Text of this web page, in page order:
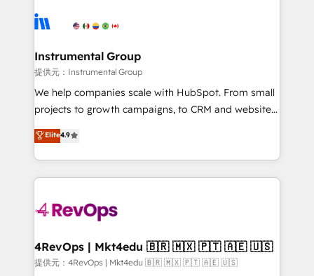
teams has worked with clients just like you Let’s
explore whether S2 is the partner you’ve been
Elite Partners with 10+ years of HubSpot experience
Premier Partner 2023 🌟5 HubSpot Accreditations 🌟
Won HubSpot Theme Challenge 2021 🌟INBOUND’19
HubSpot Rising Star Why us? Harnessing the full
potential of the powerful HubSpot CRM. ✔️A team of
HubSpot experience ✔️Flexible pricing models —
Hourly-fee (assigned one Dedicated HubSpot
requirement). ✔️Helped over 25,000+ customers so
far with our HubSpot solutions. ✔️Bespoke apps &
on-demand bundle services. Connect with us today!
Instrumental Group
提供元：Instrumental Group
We help companies scale with HubSpot. From small
projects to growth campaigns, to CRM and websites.
Hire an agency that's experienced in every inch of
HubSpot and willing to work hand-in-hand with your
team to simplify the complex and build a better
experience for your team and customers.
Elite4.9
4RevOps | Mkt4edu 🇧🇷 🇲🇽 🇵🇹 🇦🇪 🇺🇸
提供元：4RevOps | Mkt4edu 🇧🇷 🇲🇽 🇵🇹 🇦🇪 🇺🇸